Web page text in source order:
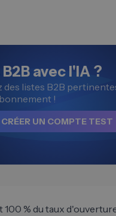
avec l'IA ?
des listes B2B
!
CRÉER UN COMPTE TEST
% du taux